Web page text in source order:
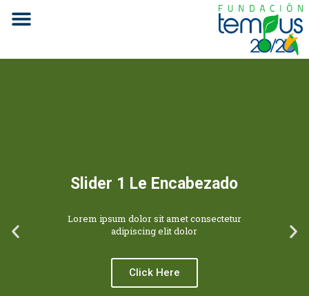
Slider 1 Le Encabezado
Lorem ipsum dolor sit amet consectetur
adipiscing elit dolor
Click Here